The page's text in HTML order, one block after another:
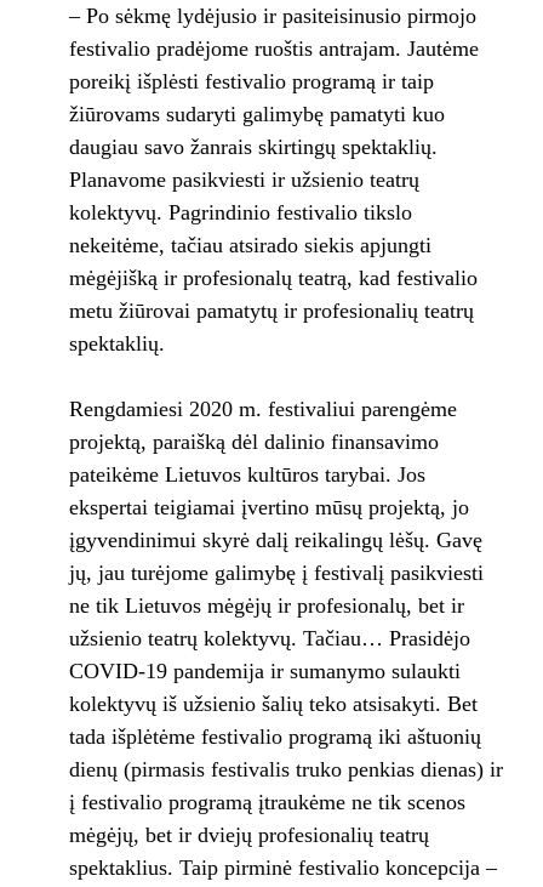
– Po sėkmę lydėjusio ir pasiteisinusio pirmojo
festivalio pradėjome ruoštis antrajam. Jautėme
poreikį išplėsti festivalio programą ir taip
žiūrovams sudaryti galimybę pamatyti kuo
daugiau savo žanrais skirtingų spektaklių.
Planavome pasikviesti ir užsienio teatrų
kolektyvų. Pagrindinio festivalio tikslo
nekeitėme, tačiau atsirado siekis apjungti
mėgėjišką ir profesionalų teatrą, kad festivalio
metu žiūrovai pamatytų ir profesionalių teatrų
spektaklių.
Rengdamiesi 2020 m. festivaliui parengėme
projektą, paraišką dėl dalinio finansavimo
pateikėme Lietuvos kultūros tarybai. Jos
ekspertai teigiamai įvertino mūsų projektą, jo
įgyvendinimui skyrė dalį reikalingų lėšų. Gavę
jų, jau turėjome galimybę į festivalį pasikviesti
ne tik Lietuvos mėgėjų ir profesionalų, bet ir
užsienio teatrų kolektyvų. Tačiau… Prasidėjo
COVID-19 pandemija ir sumanymo sulaukti
kolektyvų iš užsienio šalių teko atsisakyti. Bet
tada išplėtėme festivalio programą iki aštuonių
dienų (pirmasis festivalis truko penkias dienas) ir
į festivalio programą įtraukėme ne tik scenos
mėgėjų, bet ir dviejų profesionalių teatrų
spektaklius. Taip pirminė festivalio koncepcija –